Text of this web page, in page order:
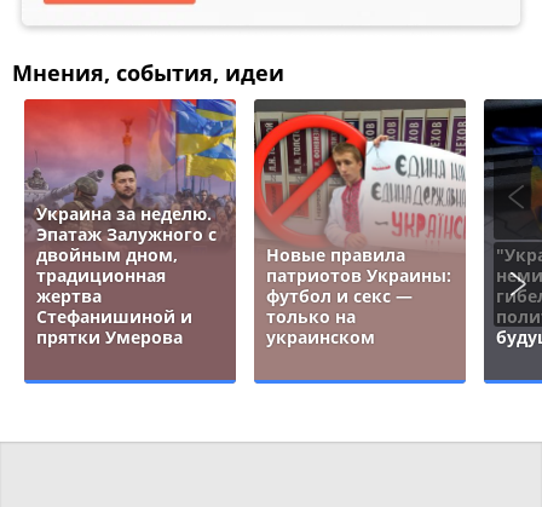
Мнения, события, идеи
Украина за неделю.
Эпатаж Залужного с
двойным дном,
традиционная
жертва
Стефанишиной и
прятки Умерова
Новые правила
патриотов Украины:
футбол и секс —
только на
украинском